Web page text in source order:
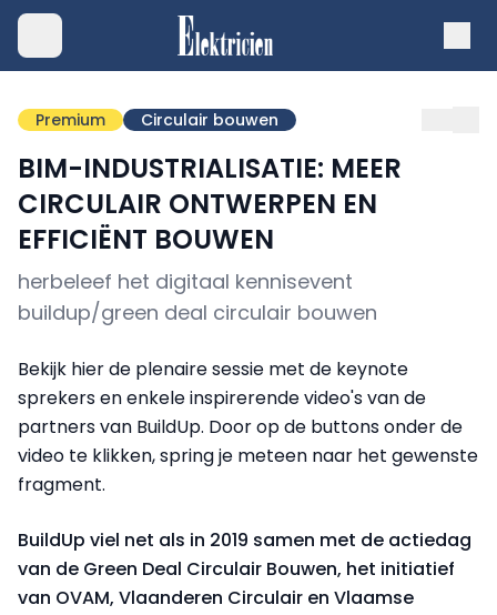
Premium Circulair bouwen
BIM-INDUSTRIALISATIE: MEER
CIRCULAIR ONTWERPEN EN
EFFICIËNT BOUWEN
herbeleef het digitaal kennisevent
buildup/green deal circulair bouwen
Bekijk hier de plenaire sessie met de keynote
sprekers en enkele inspirerende video's van de
partners van BuildUp. Door op de buttons onder de
video te klikken, spring je meteen naar het gewenste
fragment.
BuildUp viel net als in 2019 samen met de actiedag
van de Green Deal Circulair Bouwen, het initiatief
van OVAM, Vlaanderen Circulair en Vlaamse